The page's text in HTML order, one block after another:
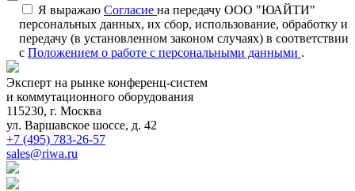
Я выражаю Согласие на передачу ООО "ЮАЙТИ"
персональных данных, их сбор, использование, обработку и
передачу (в установленном законом случаях) в соответствии
с Положением о работе с персональными данными .
Эксперт на рынке конференц-систем
и коммутационного оборудования
115230, г. Москва
ул. Варшавское шоссе, д. 42
+7 (495) 783-26-57
sales@riwa.ru